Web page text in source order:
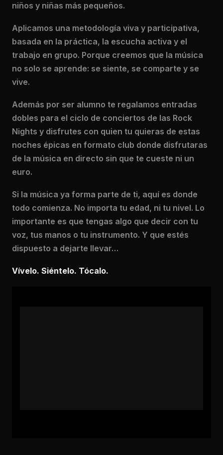
niños y niñas más pequeños.
Aplicamos una metodología viva y participativa,
basada en la práctica, la escucha activa y el
trabajo en grupo. Porque creemos que la música
no solo se aprende: se siente, se comparte y se
vive.
Además por ser alumno te regalamos entradas
dobles para el ciclo de conciertos de las Rock
Nights y disfrutes con quien tu quieras de estas
noches épicas en formato club donde disfrutaras
de la música en directo sin que te cueste ni un
euro.
Si la música ya forma parte de ti, aquí es donde
todo comienza. No importa tu edad, ni tu nivel. Lo
importante es que tengas algo que decir con tu
voz, tus manos o tu instrumento. Y que estés
dispuesto a dejarte llevar…
Vívelo. Siéntelo. Tócalo.